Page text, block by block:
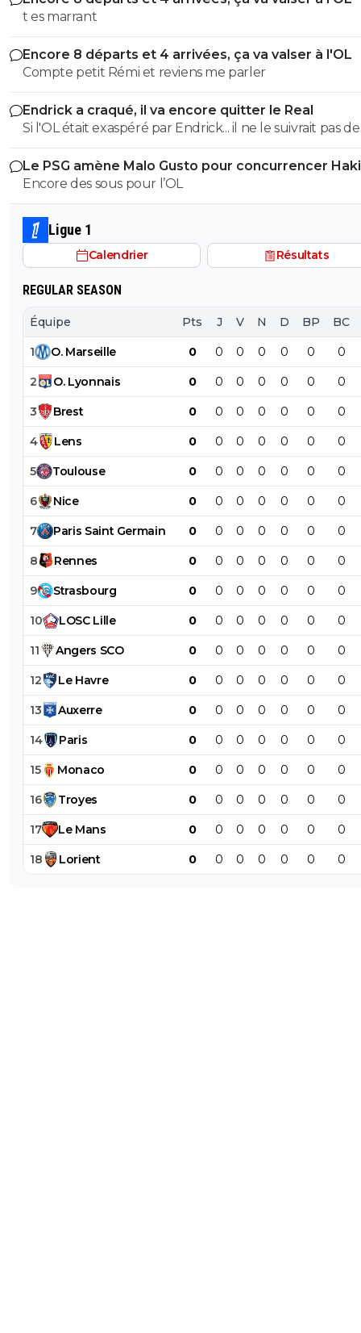
t es marrant
Encore 8 départs et 4 arrivées, ça va valser à l'OL
Compte petit Rémi et reviens me parler
Endrick a craqué, il va encore quitter le Real
Si l'OL était exaspéré par Endrick... il ne le suivrait pas
près. Bref... Quand l'équipe sera complète... ce sera beaucoup
mieux.
Le PSG amène Malo Gusto pour concurrencer
Encore des sous pour l’OL
Ligue 1
Calendrier Résultats
REGULAR SEASON
Équipe Pts J V N D BP BC
1 O. Marseille 0 0 0 0 0 0 0
2 O. Lyonnais 0 0 0 0 0 0 0
3 Brest 0 0 0 0 0 0 0
4 Lens 0 0 0 0 0 0 0
5 Toulouse 0 0 0 0 0 0 0
6 Nice 0 0 0 0 0 0 0
7 Paris Saint Germain 0 0 0 0 0 0 0
8 Rennes 0 0 0 0 0 0 0
9 Strasbourg 0 0 0 0 0 0 0
10 LOSC Lille 0 0 0 0 0 0 0
11 Angers SCO 0 0 0 0 0 0 0
12 Le Havre 0 0 0 0 0 0 0
13 Auxerre 0 0 0 0 0 0 0
14 Paris 0 0 0 0 0 0 0
15 Monaco 0 0 0 0 0 0 0
16 Troyes 0 0 0 0 0 0 0
17 Le Mans 0 0 0 0 0 0 0
18 Lorient 0 0 0 0 0 0 0